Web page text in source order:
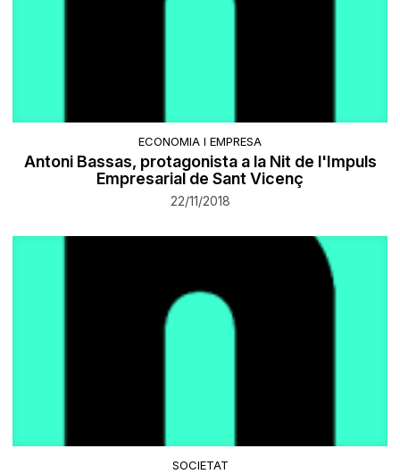
ECONOMIA I EMPRESA
Antoni Bassas, protagonista a la Nit de l'Impuls
Empresarial de Sant Vicenç
22/11/2018
SOCIETAT